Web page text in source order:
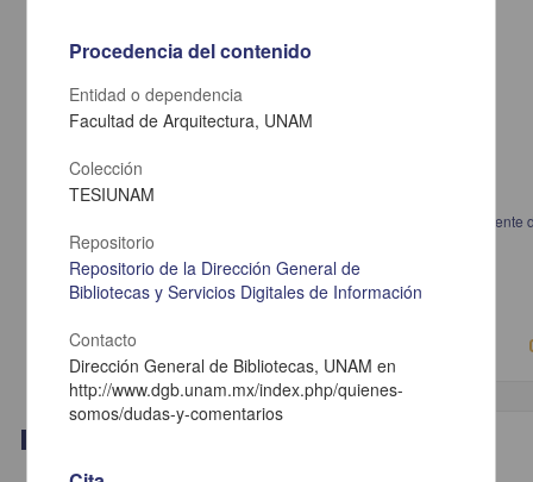
Sistemas de ecuaciones lineales en el bachillerato: diseño de un ambiente
aprendizaje con comprensión
Pablo Abrego, Jorge
2014
Artes y Humanidades,Físico Matemáticas y Ciencias de la Tierra
Procedencia del contenido
Entidad o dependencia
Facultad de Arquitectura, UNAM
Colección
TESIUNAM
Repositorio
Repositorio de la Dirección General de
Bibliotecas y Servicios Digitales de Información
Contacto
Dirección General de Bibliotecas, UNAM en
http://www.dgb.unam.mx/index.php/quienes-
somos/dudas-y-comentarios